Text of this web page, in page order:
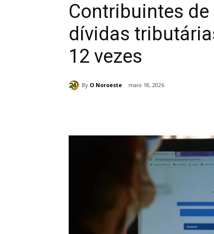
Contribuintes
dívidas
12 vezes
By O Noroeste maio 18, 2026